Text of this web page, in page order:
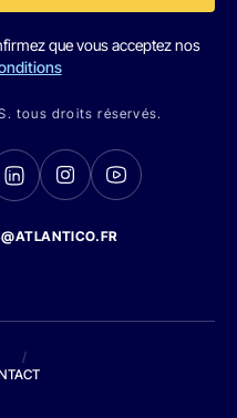
que vous acceptez nos
tous droits réservés.
/